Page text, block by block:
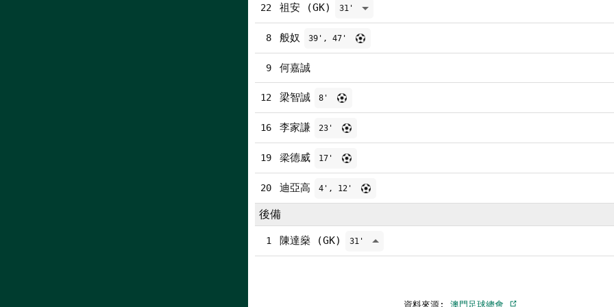
22 祖安 (GK) 31'
8 般奴 39', 47'
9 何嘉誠
12 梁智誠 8'
16 李家謙 23'
19 梁德威 17'
20 迪亞高 4', 12'
後備
1 陳達燊 (GK) 31'
資料來源: 澳門足球總會